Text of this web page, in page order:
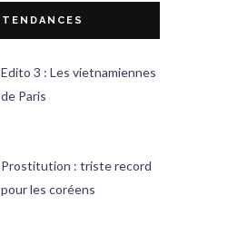
TENDANCES
Edito 3 : Les vietnamiennes
de Paris
Prostitution : triste record
pour les coréens